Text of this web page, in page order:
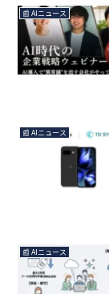
📰 AIニュース
📰 AIニュース
📰 AIニュース